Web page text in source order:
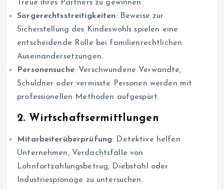
Treue ihres Partners zu gewinnen.
Sorgerechtsstreitigkeiten: Beweise zur
Sicherstellung des Kindeswohls spielen eine
entscheidende Rolle bei familienrechtlichen
Auseinandersetzungen.
Personensuche: Verschwundene Verwandte,
Schuldner oder vermisste Personen werden mit
professionellen Methoden aufgespürt.
2. Wirtschaftsermittlungen
Mitarbeiterüberprüfung: Detektive helfen
Unternehmen, Verdachtsfälle von
Lohnfortzahlungsbetrug, Diebstahl oder
Industriespionage zu untersuchen.